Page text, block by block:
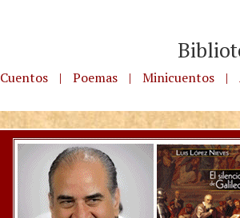
Cuentos | Poemas | Minicuentos |